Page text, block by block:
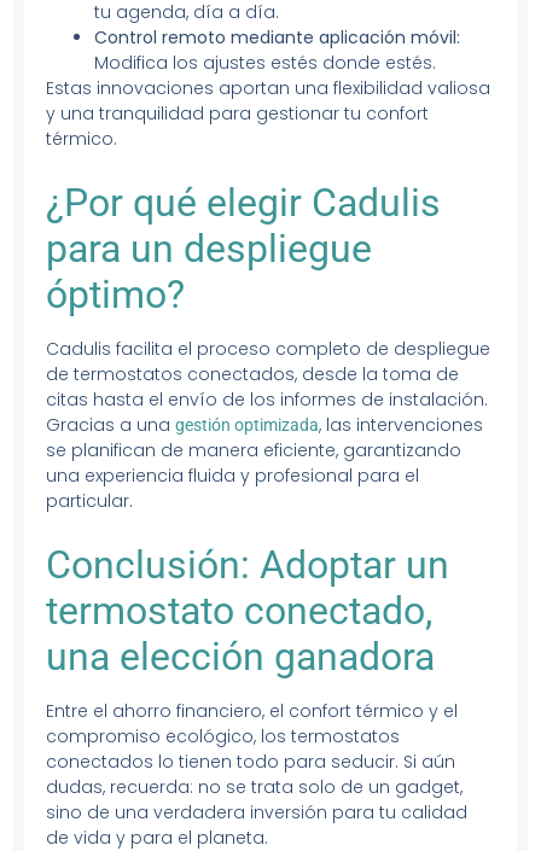
tu agenda, día a día.
Control remoto mediante aplicación móvil:
Modifica los ajustes estés donde estés.
Estas innovaciones aportan una flexibilidad valiosa
y una tranquilidad para gestionar tu confort
térmico.
¿Por qué elegir Cadulis
para un despliegue
óptimo?
Cadulis facilita el proceso completo de despliegue
de termostatos conectados, desde la toma de
citas hasta el envío de los informes de instalación.
Gracias a unagestión optimizada, las intervenciones
se planifican de manera eficiente, garantizando
una experiencia fluida y profesional para el
particular.
Conclusión: Adoptar un
termostato conectado,
una elección ganadora
Entre el ahorro financiero, el confort térmico y el
compromiso ecológico, los termostatos
conectados lo tienen todo para seducir. Si aún
dudas, recuerda: no se trata solo de un gadget,
sino de una verdadera inversión para tu calidad
de vida y para el planeta.